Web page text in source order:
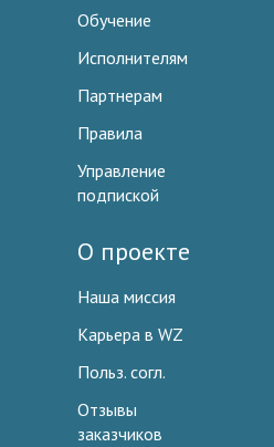
Обучение
Исполнителям
Партнерам
Правила
Управление
подпиской
О проекте
Наша миссия
Карьера в WZ
Польз. согл.
Отзывы
заказчиков